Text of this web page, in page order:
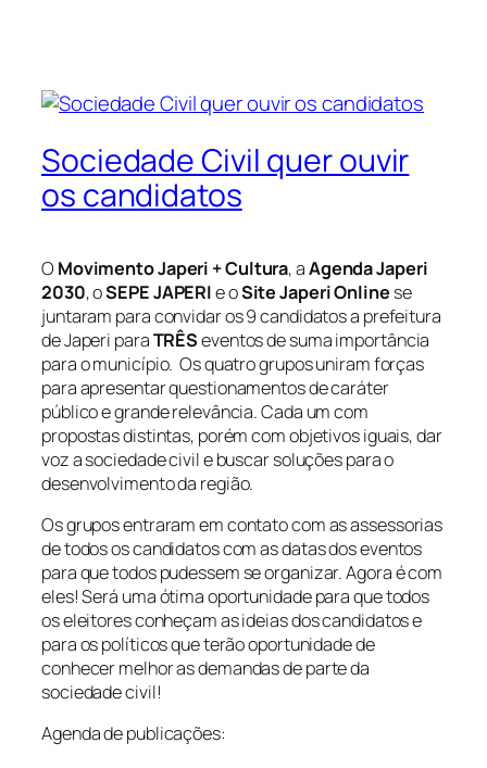
Sociedade Civil quer ouvir
os candidatos
O Movimento Japeri + Cultura, aAgenda Japeri
2030, oSEPE JAPERIe oSite Japeri Online se
juntaram para convidar os 9 candidatos a prefeitura
de Japeri paraTRÊSeventos de suma importância
para o município. Os quatro grupos uniram forças
para apresentar questionamentos de caráter
público e grande relevância. Cada um com
propostas distintas, porém com objetivos iguais, dar
voz a sociedade civil e buscar soluções para o
desenvolvimento da região.
Os grupos entraram em contato com as assessorias
de todos os candidatos com as datas dos eventos
para que todos pudessem se organizar. Agora é com
eles! Será uma ótima oportunidade para que todos
os eleitores conheçam as ideias dos candidatos e
para os políticos que terão oportunidade de
conhecer melhor as demandas de parte da
sociedade civil!
Agenda de publicações: